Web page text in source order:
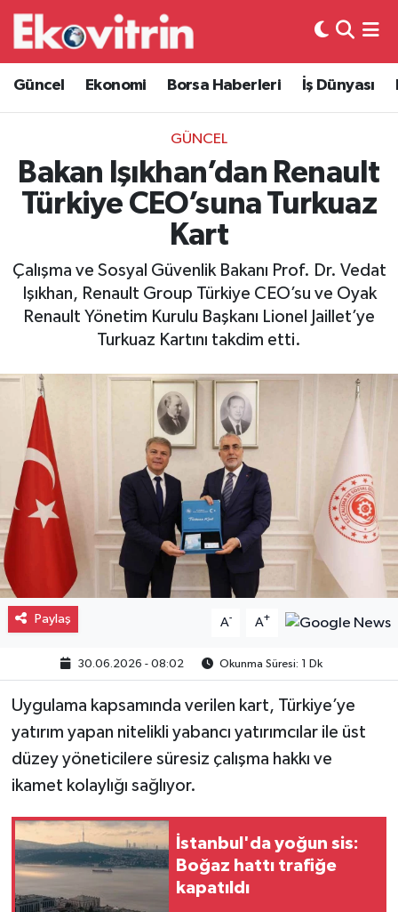
Güncel Ekonomi Borsa Haberleri İş Dünyası
GÜNCEL
Bakan Işıkhan’dan Renault
Türkiye CEO’suna Turkuaz
Kart
Çalışma ve Sosyal Güvenlik Bakanı Prof. Dr. Vedat
Işıkhan, Renault Group Türkiye CEO’su ve Oyak
Renault Yönetim Kurulu Başkanı Lionel Jaillet’ye
Turkuaz Kartını takdim etti.
Paylaş A- A+
30.06.2026 - 08:02 Okunma Süresi: 1 Dk
Uygulama kapsamında verilen kart, Türkiye’ye
yatırım yapan nitelikli yabancı yatırımcılar ile üst
düzey yöneticilere süresiz çalışma hakkı ve
ikamet kolaylığı sağlıyor.
İstanbul'da yoğun sis:
Boğaz hattı trafiğe
kapatıldı
Güncel
Ekonomi
Borsa Haberleri
İş Dünyası
Otovitrin
Magazin
Gayrimenkul
Spor
Eğitim
Hava Durumu
Trafik Durumu
Süper Lig Puan Durumu ve Fikstür
Tüm Manşetler
Son Dakika Haberleri
Haber Arşivi